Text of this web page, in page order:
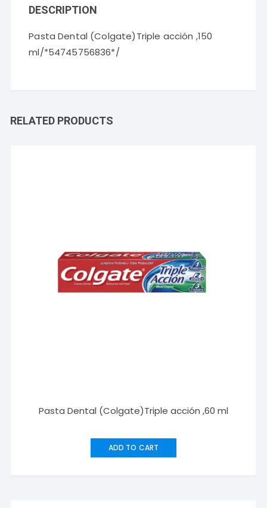
DESCRIPTION
Pasta Dental (Colgate)Triple acción ,150
ml/*54745756836*/
RELATED PRODUCTS
Pasta Dental (Colgate)Triple acción ,60 ml
ADD TO CART